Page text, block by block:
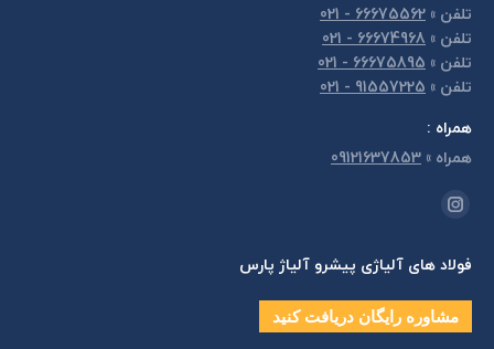
تلفن »
66675562 - 021
تلفن »
66674968 - 021
تلفن »
66675895 - 021
تلفن »
91557225 - 021
همراه :
همراه »
09121637853
مارا در اینجا پیدا کنید:
اینستاگرام
opens
in
new
فولاد های آلیاژی پیشرو آلیاژ پارس
مشاوره رایگان دریافت کنید